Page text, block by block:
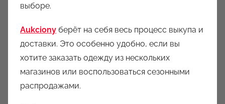
выборе.
Aukciony берёт на себя весь процесс выкупа и
доставки. Это особенно удобно, если вы
хотите заказать одежду из нескольких
магазинов или воспользоваться сезонными
распродажами.